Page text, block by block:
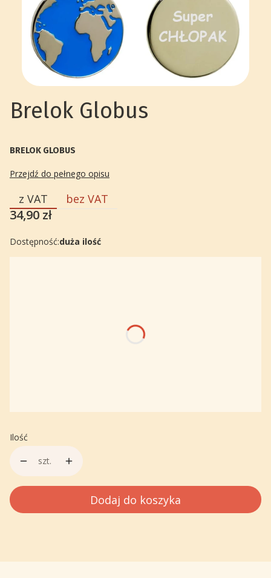
Brelok Globus
BRELOK GLOBUS
Przejdź do pełnego opisu
z VAT bez VAT
Cena
34,90 zł
Dostępność:duża ilość
Ilość
szt.
Dodaj do koszyka